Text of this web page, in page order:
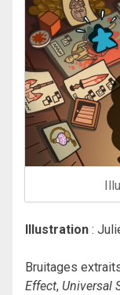
Illustration :
Bruitages
Effect, Universal